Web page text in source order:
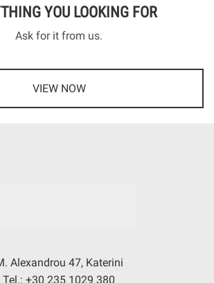
YOU LOOKING FOR
Ask for it from us.
VIEW NOW
Alexandrou 47, Katerini
Tel.: +30 235 1029 380